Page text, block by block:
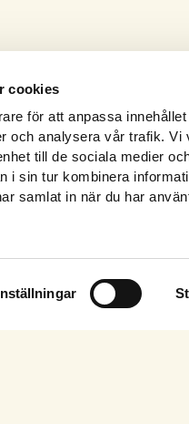
cookies
för att anpassa
och analysera vår trafik.
till de sociala medier
i sin tur kombinera
samlat in när du har